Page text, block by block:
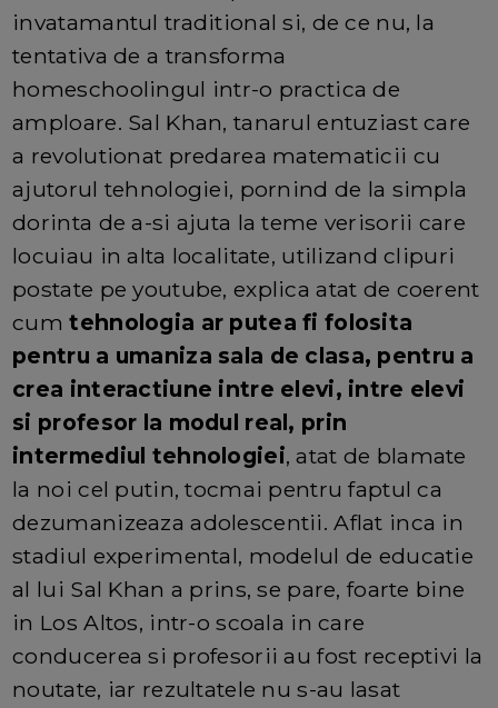
invatamantul traditional si, de ce nu, la
tentativa de a transforma
homeschoolingul intr-o practica de
amploare. Sal Khan, tanarul entuziast care
a revolutionat predarea matematicii cu
ajutorul tehnologiei, pornind de la simpla
dorinta de a-si ajuta la teme verisorii care
locuiau in alta localitate, utilizand clipuri
postate pe youtube, explica atat de coerent
cumtehnologia ar putea fi folosita
pentru a umaniza sala de clasa, pentru a
crea interactiune intre elevi, intre elevi
si profesor la modul real, prin
intermediul tehnologiei, atat de blamate
la noi cel putin, tocmai pentru faptul ca
dezumanizeaza adolescentii. Aflat inca in
stadiul experimental, modelul de educatie
al lui Sal Khan a prins, se pare, foarte bine
in Los Altos, intr-o scoala in care
conducerea si profesorii au fost receptivi la
noutate, iar rezultatele nu s-au lasat